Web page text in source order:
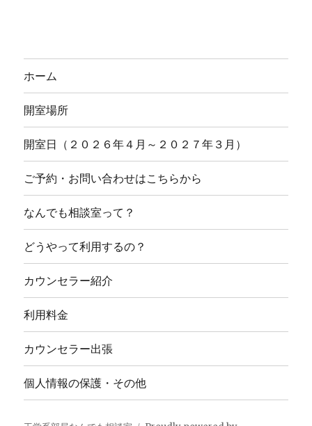
ホーム
開室場所
開室日（２０２６年４月～２０２７年３月）
ご予約・お問い合わせはこちらから
なんでも相談室って？
どうやって利用するの？
カウンセラー紹介
利用料金
カウンセラー出張
個人情報の保護・その他